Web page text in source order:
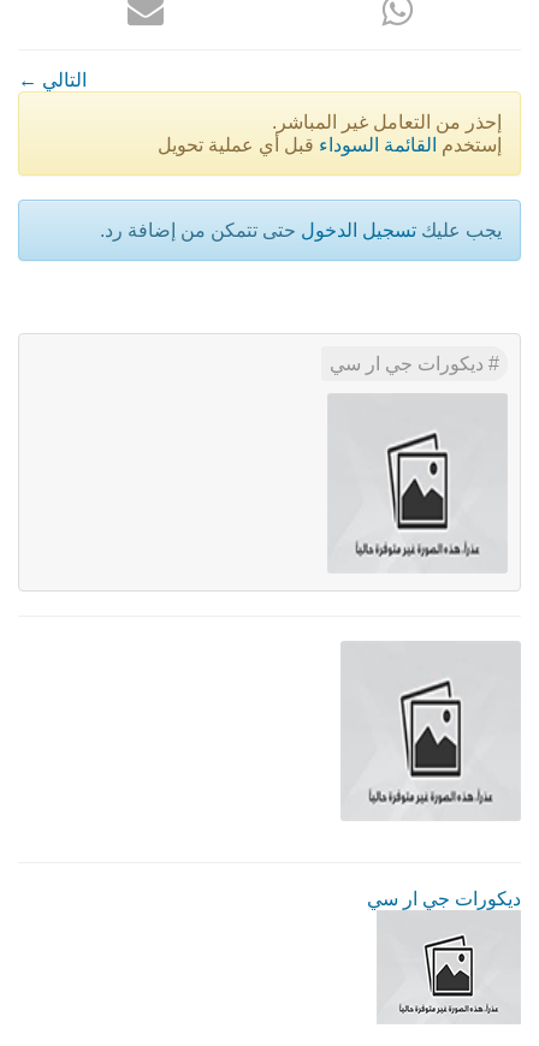
← التالي
إحذر من التعامل غير المباشر.
إستخدم القائمة السوداء قبل أي عملية تحويل
يجب عليك تسجيل الدخول حتى تتمكن من إضافة رد.
ديكورات جي ار سي
ديكورات جي ار سي